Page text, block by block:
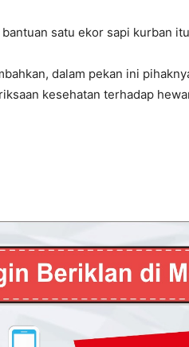
satu ekor sapi kurban
dalam pekan ini
kesehatan terhadap